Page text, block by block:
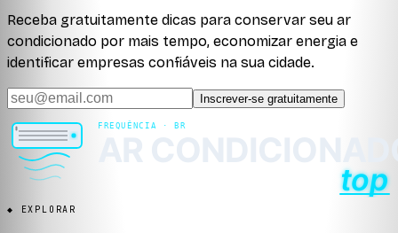
Receba gratuitamente dicas para conservar seu ar
condicionado por mais tempo, economizar energia e
identificar empresas confiáveis na sua cidade.
Inscrever-se gratuitamente
◆ EXPLORAR